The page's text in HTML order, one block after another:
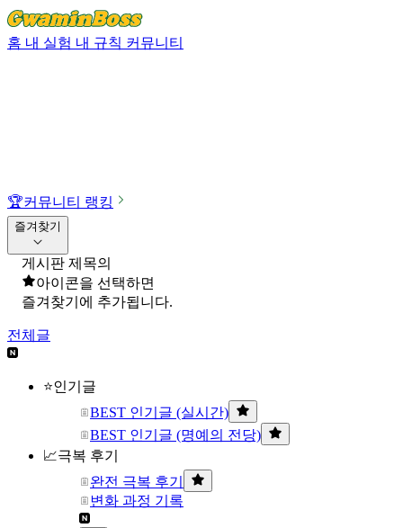
홈 내 실험 내 규칙 커뮤니티
🏆커뮤니티 랭킹
즐겨찾기
게시판 제목의
아이콘을 선택하면
즐겨찾기에 추가됩니다.
전체글
⭐인기글
BEST 인기글 (실시간)
BEST 인기글 (명예의 전당)
📈극복 후기
완전 극복 후기
변화 과정 기록